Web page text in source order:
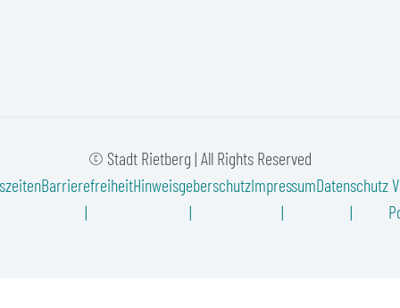
© Stadt Rietberg | All Rights Reserved
BarrierefreiheitHinweisgeberschutzImpressumDatenschutz